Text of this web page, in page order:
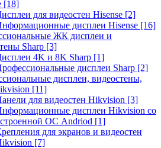
[18]
для видеостен Hisense [2]
дисплеи Hisense [16]
ЖК дисплеи и
Sharp [3]
4K и 8K Sharp [1]
дисплеи Sharp [2]
дисплеи, видеостены,
[11]
для видеостен Hikvision [3]
дисплеи Hikvision со
ОС Andriod [1]
для экранов и видеостен
[7]